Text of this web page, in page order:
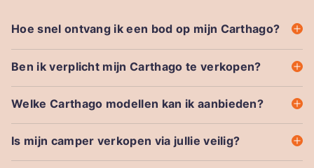
Hoe snel ontvang ik een bod op mijn Carthago?
Ben ik verplicht mijn Carthago te verkopen?
Welke Carthago modellen kan ik aanbieden?
Is mijn camper verkopen via jullie veilig?